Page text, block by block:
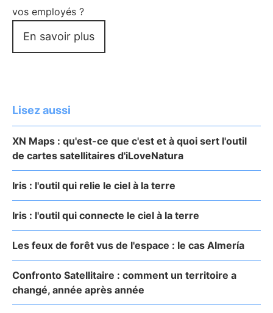
vos employés ?
En savoir plus
Lisez aussi
XN Maps : qu'est-ce que c'est et à quoi sert l'outil
de cartes satellitaires d'iLoveNatura
Iris : l'outil qui relie le ciel à la terre
Iris : l'outil qui connecte le ciel à la terre
Les feux de forêt vus de l'espace : le cas Almería
Confronto Satellitaire : comment un territoire a
changé, année après année